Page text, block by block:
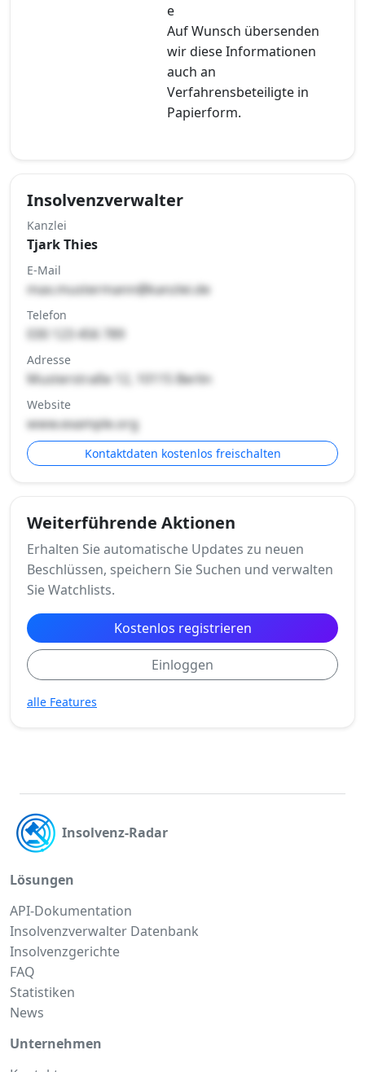
e
Auf Wunsch übersenden
wir diese Informationen
auch an
Verfahrensbeteiligte in
Papierform.
Insolvenzverwalter
Kanzlei
Tjark Thies
E-Mail
max.mustermann@kanzlei.de
Telefon
030 123 456 789
Adresse
Musterstraße 12, 10115 Berlin
Website
www.example.org
Kontaktdaten kostenlos freischalten
Weiterführende Aktionen
Erhalten Sie automatische Updates zu neuen
Beschlüssen, speichern Sie Suchen und verwalten
Sie Watchlists.
Kostenlos registrieren
Einloggen
alle Features
Insolvenz-Radar
Lösungen
API-Dokumentation
Insolvenzverwalter Datenbank
Insolvenzgerichte
FAQ
Statistiken
News
Unternehmen